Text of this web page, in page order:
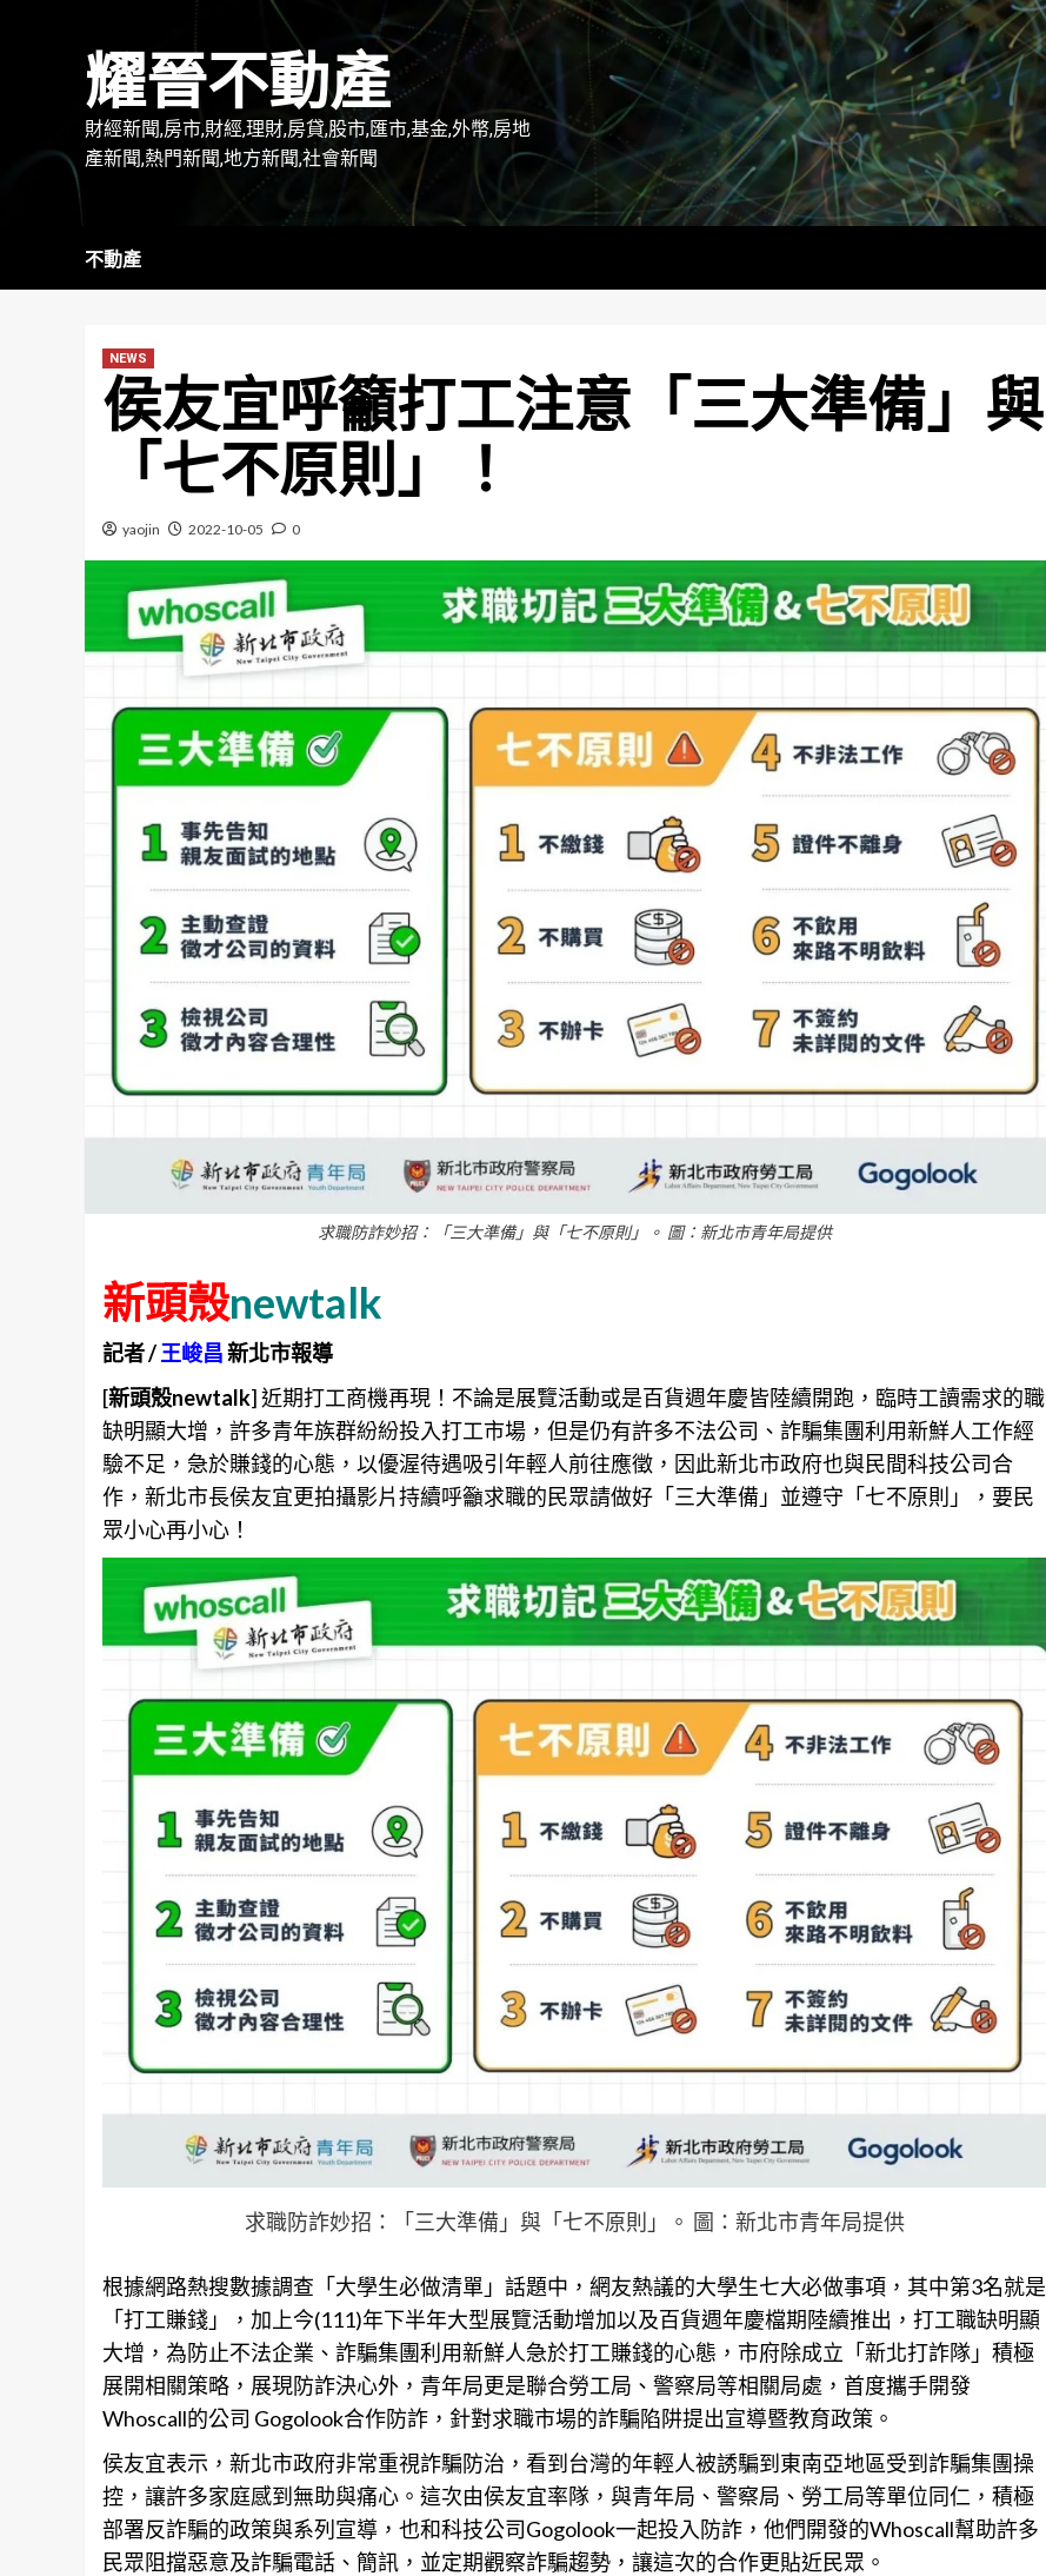
耀晉不動產
財經新聞,房市,財經,理財,房貸,股市,匯市,基金,外幣,房地
產新聞,熱門新聞,地方新聞,社會新聞
不動產
NEWS
侯友宜呼籲打工注意「三大準備」與
「七不原則」！
yaojin 2022-10-05 0
求職防詐妙招：「三大準備」與「七不原則」。 圖：新北市青年局提供
新頭殼newtalk
記者 /王峻昌新北市報導
[新頭殼newtalk] 近期打工商機再現！不論是展覽活動或是百貨週年慶皆陸續開跑，臨時工讀需求的職
缺明顯大增，許多青年族群紛紛投入打工市場，但是仍有許多不法公司、詐騙集團利用新鮮人工作經
驗不足，急於賺錢的心態，以優渥待遇吸引年輕人前往應徵，因此新北市政府也與民間科技公司合
作，新北市長侯友宜更拍攝影片持續呼籲求職的民眾請做好「三大準備」並遵守「七不原則」，要民
眾小心再小心！
求職防詐妙招：「三大準備」與「七不原則」。 圖：新北市青年局提供
根據網路熱搜數據調查「大學生必做清單」話題中，網友熱議的大學生七大必做事項，其中第3名就是
「打工賺錢」，加上今(111)年下半年大型展覽活動增加以及百貨週年慶檔期陸續推出，打工職缺明顯
大增，為防止不法企業、詐騙集團利用新鮮人急於打工賺錢的心態，市府除成立「新北打詐隊」積極
展開相關策略，展現防詐決心外，青年局更是聯合勞工局、警察局等相關局處，首度攜手開發
Whoscall的公司 Gogolook合作防詐，針對求職市場的詐騙陷阱提出宣導暨教育政策。
侯友宜表示，新北市政府非常重視詐騙防治，看到台灣的年輕人被誘騙到東南亞地區受到詐騙集團操
控，讓許多家庭感到無助與痛心。這次由侯友宜率隊，與青年局、警察局、勞工局等單位同仁，積極
部署反詐騙的政策與系列宣導，也和科技公司Gogolook一起投入防詐，他們開發的Whoscall幫助許多
民眾阻擋惡意及詐騙電話、簡訊，並定期觀察詐騙趨勢，讓這次的合作更貼近民眾。